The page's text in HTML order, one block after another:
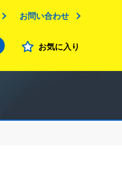
お問い合わせ
お気に入り